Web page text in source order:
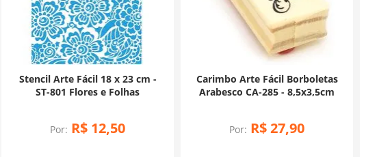
Stencil Arte Fácil 18 x 23 cm -
ST-801 Flores e Folhas
Por: R$ 12,50
Carimbo Arte Fácil Borboletas
Arabesco CA-285 - 8,5x3,5cm
Por: R$27,90